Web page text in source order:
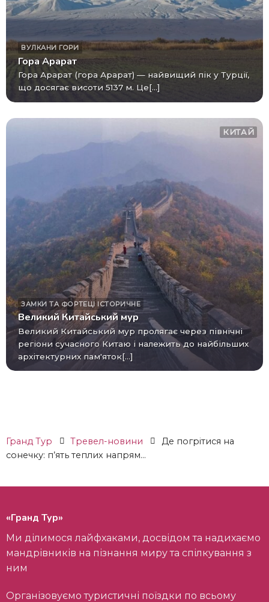
ВУЛКАНИ ГОРИ
Гора Арарат
Гора Арарат (гора Арарат) — найвищий пік у Турції,
що досягає висоти 5137 м. Це[...]
КИТАЙ
ЗАМКИ ТА ФОРТЕЦІ ІСТОРИЧНЕ
Великий Китайський мур
Великий Китайський мур пролягає через північні
регіони сучасного Китаю і належить до найбільших
архітектурних пам'яток[...]
Гранд Тур Тревел-новини
Де погрітися на
сонечку: п’ять теплих напрям...
«Гранд Тур»
Ми ділимося лайфхаками, досвідом та надихаємо
мандрівників на пізнання миру та спілкування з
ним
Організовуємо туристичні поїздки по всьому